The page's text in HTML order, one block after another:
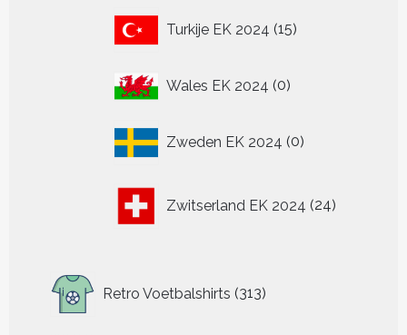
Turkije EK 2024 15
producten
Wales EK 2024 00
Zweden EK 2024 0
producten
Zwitserland EK 2024 24
producten
Retro Voetbalshirts 313
producten